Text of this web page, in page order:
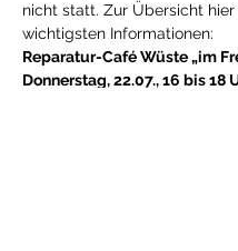
nicht statt. Zur Übersicht hier
wichtigsten Informationen:
Reparatur-Café Wüste „im
Donnerstag, 22.07., 16 bis 18